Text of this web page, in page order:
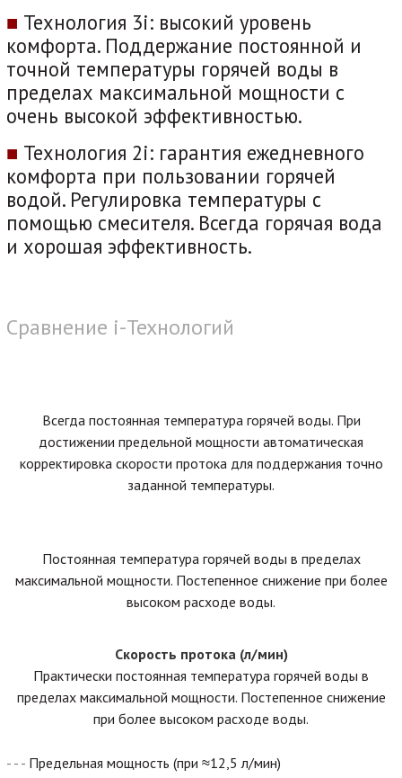
■ Технология 3i: высокий уровень
комфорта. Поддержание постоянной и
точной температуры горячей воды в
пределах максимальной мощности с
очень высокой эффективностью.
■ Технология 2i: гарантия ежедневного
комфорта при пользовании горячей
водой. Регулировка температуры с
помощью смесителя. Всегда горячая вода
и хорошая эффективность.
Сравнение i-Технологий
Всегда постоянная температура горячей воды. При
достижении предельной мощности автоматическая
корректировка скорости протока для поддержания точно
заданной температуры.
Постоянная температура горячей воды в пределах
максимальной мощности. Постепенное снижение при более
высоком расходе воды.
Скорость протока (л/мин)
Практически постоянная температура горячей воды в
пределах максимальной мощности. Постепенное снижение
при более высоком расходе воды.
- - - Предельная мощность (при ≈12,5 л/мин)